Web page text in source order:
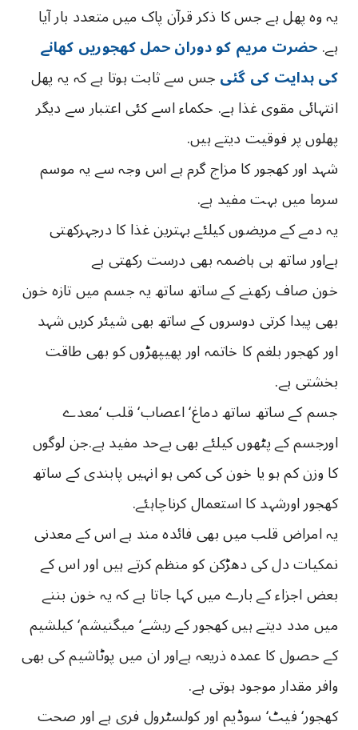
یہ وہ پھل ہے جس کا ذکر قرآن پاک میں متعدد بار آیا
ہے.حضرت مریم کو دوران حمل کھجوریں کھانے
کی ہدایت کی گئیجس سے ثابت ہوتا ہے کہ یہ پھل
انتہائی مقوی غذا ہے. حکماء اسے کئی اعتبار سے دیگر
پھلوں پر فوقیت دیتے ہیں.
شہد اور کھجور کا مزاج گرم ہے اس وجہ سے یہ موسم
سرما میں بہت مفید ہے.
یہ دمے کے مریضوں کیلئے بہترین غذا کا درجہرکھتی
ہےاور ساتھ ہی ہاضمہ بھی درست رکھتی ہے
خون صاف رکھنے کے ساتھ ساتھ یہ جسم میں تازہ خون
بھی پیدا کرتی دوسروں کے ساتھ بھی شیئر کریں شہد
اور کھجور بلغم کا خاتمہ اور پھیپھڑوں کو بھی طاقت
بخشتی ہے.
جسم کے ساتھ ساتھ دماغ‘ اعصاب‘ قلب ‘معدے
اورجسم کے پٹھوں کیلئے بھی بےحد مفید ہے.جن لوگوں
کا وزن کم ہو یا خون کی کمی ہو انہیں پابندی کے ساتھ
کھجور اورشہد کا استعمال کرناچاہئے.
یہ امراض قلب میں بھی فائدہ مند ہے اس کے معدنی
نمکیات دل کی دھڑکن کو منظم کرتے ہیں اور اس کے
بعض اجزاء کے بارے میں کہا جاتا ہے کہ یہ خون بننے
میں مدد دیتے ہیں کھجور کے ریشے‘ میگنیشم‘ کیلشیم
کے حصول کا عمدہ ذریعہ ہےاور ان میں پوٹاشیم کی بھی
وافر مقدار موجود ہوتی ہے.
کھجور‘ فیٹ‘ سوڈیم اور کولسٹرول فری ہے اور صحت